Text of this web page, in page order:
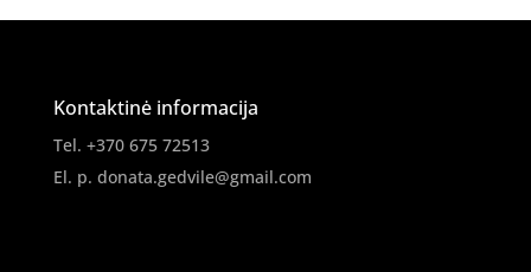
Kontaktinė informacija
Tel. +370 675 72513
El. p. donata.gedvile@gmail.com